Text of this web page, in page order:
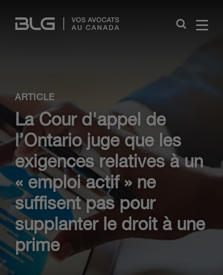
Links
Close
ARTICLE
La Cour d'appel de
l’Ontario juge que les
exigences relatives à un
« emploi actif » ne
suffisent pas pour
supplanter le droit à une
prime